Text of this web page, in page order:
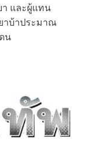
า และผู้แทน
าบ้าประมาณ
น